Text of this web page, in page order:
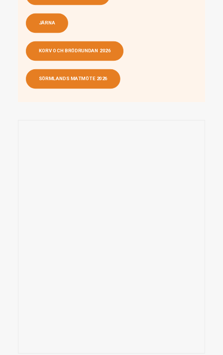
JÄRNA
KORV OCH BRÖDRUNDAN 2026
SÖRMLANDS MATMÖTE 2026